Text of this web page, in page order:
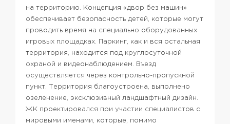
на территорию. Концепция «двор без машин»
обеспечивает безопасность детей, которые могут
проводить время на специально оборудованных
игровых площадках.
Паркинг, как и вся остальная
территория, находится под круглосуточной
охраной и видеонаблюдением. Въезд
осуществляется через контрольно-пропускной
пункт. Территория благоустроена, выполнено
озеленение, эксклюзивный ландшафтный дизайн.
ЖК проектировался при участии специалистов с
мировыми именами, которые, помимо